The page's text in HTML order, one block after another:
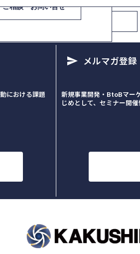
email ご相談・お問い合せ
ご相談・お問い合せ
における課題
send メルマガ登録
新規事業開発・BtoBマー
じめとして、セミナー開